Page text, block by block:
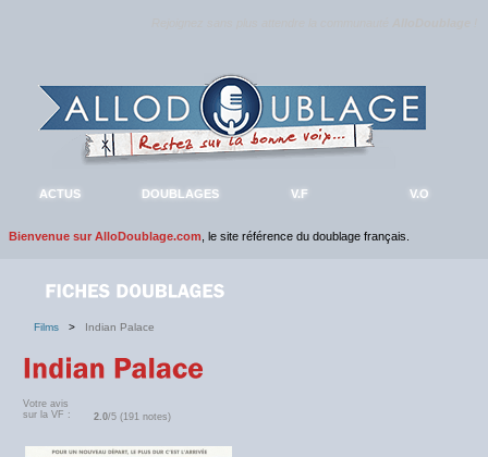
ACTUS DOUBLAGES V.F V.O
Bienvenue sur AlloDoublage.com , le site référence du doublage français.
Films > Indian Palace
Votre avis
sur la VF :
2.0/5 (191 notes)